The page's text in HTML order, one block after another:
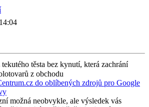
těsta bez kynutí, která zachrání
z obchodu
do oblíbených zdrojů pro Google
možná neobvykle, ale výsledek vás